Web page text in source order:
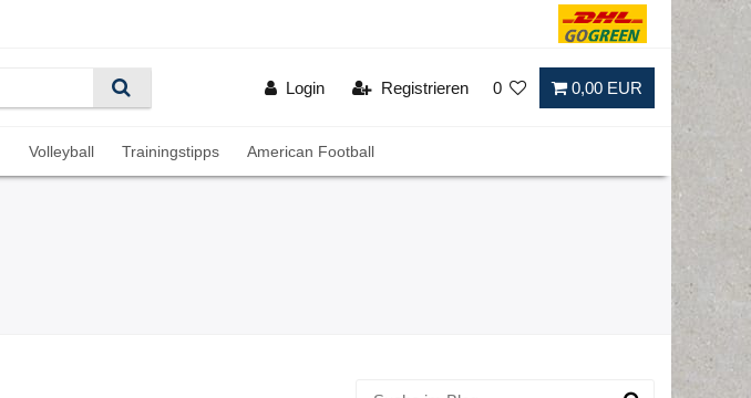
Login Registrieren 0 0,00 EUR
Volleyball Trainingstipps American Football